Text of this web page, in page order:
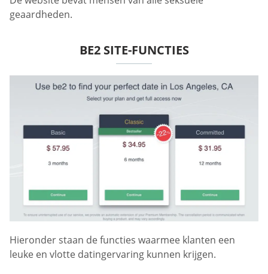
geaardheden.
BE2 SITE-FUNCTIES
Hieronder staan de functies waarmee klanten een
leuke en vlotte datingervaring kunnen krijgen.